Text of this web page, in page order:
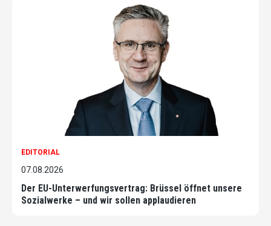
EDITORIAL
07.08.2026
Der EU-Unterwerfungsvertrag: Brüssel öffnet unsere
Sozialwerke – und wir sollen applaudieren